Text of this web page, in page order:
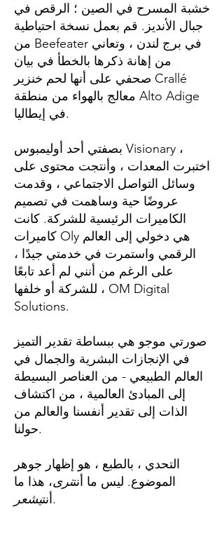
خشبة المسرح في الصين ؛ الرقص في
جبال الأنديز. قم بعمل نسخة احتياطية
من Beefeater في برج لندن ، وتعاني
من إهانة ذكرها بالخطأ في بيان
صحفي على أنها لحم خنزير Crallé
معالج بالهواء من منطقة Alto Adige
في إيطاليا.
بصفتي أحد أوليمبوس Visionary ،
اختبرت المعدات ، وأنتجت محتوى على
وسائل التواصل الاجتماعي ، وقدمت
عروضًا حية وساهمت في تصميم
الكاميرات الرئيسية للشركة. كانت
كاميرات Oly هي دخولي إلى العالم
الرقمي واستمرت في خدمتي جيدًا ،
على الرغم من أنني لم أعد تابعًا
للشركة أو خلفها ، OM Digital
Solutions.
صورتي موجو هي ببساطة تقدير التميز
في الإنجازات البشرية والجمال في
العالم الطبيعي - من العناصر البسيطة
إلى المبادئ العالمية ، من اكتشاف
الذات إلى تقدير أنفسنا والعالم من
حولنا.
التحدي ، بالطبع ، هو إظهار جوهر
الموضوع. ليس ما أنتنرى، هذا ما
أنتيشعر .